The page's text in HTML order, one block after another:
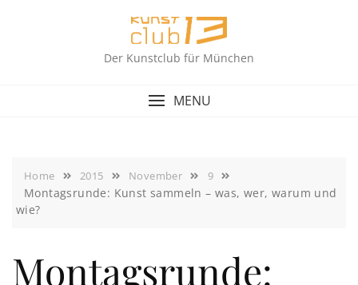
Der Kunstclub für München
MENU
Home 2015 November 9
Montagsrunde: Kunst sammeln – was, wer, warum und
wie?
Montagsrunde: